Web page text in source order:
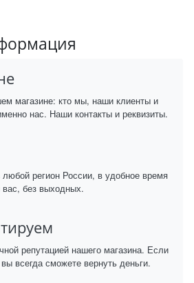
магазине: кто мы, наши клиенты и
нас. Наши контакты и реквизиты.
регион России, в удобное время
без выходных.
репутацией нашего магазина. Если
всегда сможете вернуть деньги.